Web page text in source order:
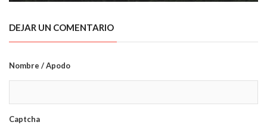
DEJAR UN COMENTARIO
Nombre / Apodo
Captcha